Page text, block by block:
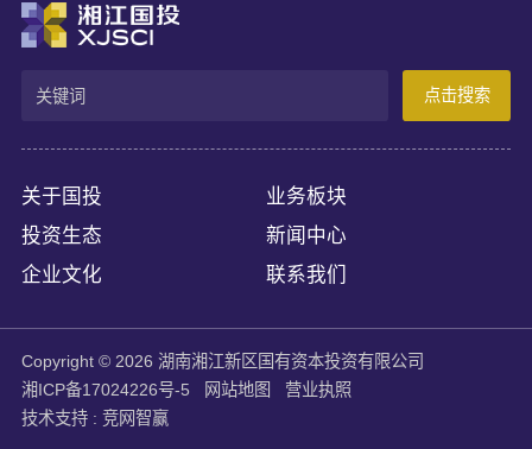
点击搜索
关于国投
业务板块
投资生态
新闻中心
企业文化
联系我们
Copyright © 2026 湖南湘江新区国有资本投资有限公司
湘ICP备17024226号-5
网站地图
营业执照
技术支持 : 竞网智赢